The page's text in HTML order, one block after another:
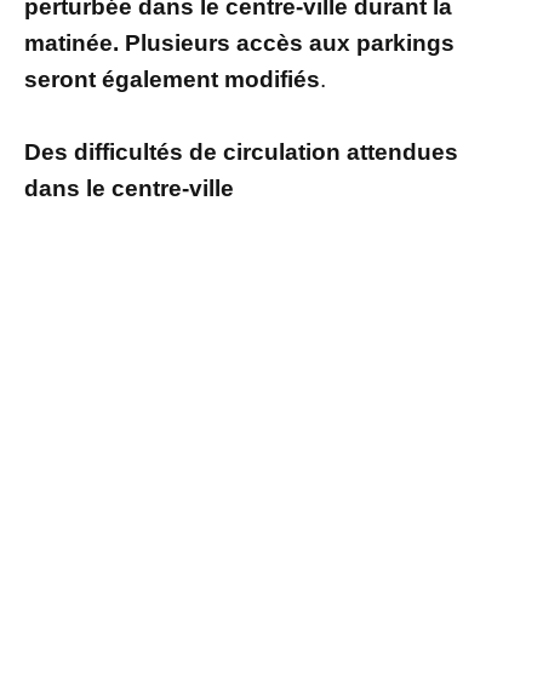
perturbée dans le centre-ville durant la
matinée. Plusieurs accès aux parkings
seront également modifiés.
Des difficultés de circulation attendues
dans le centre-ville